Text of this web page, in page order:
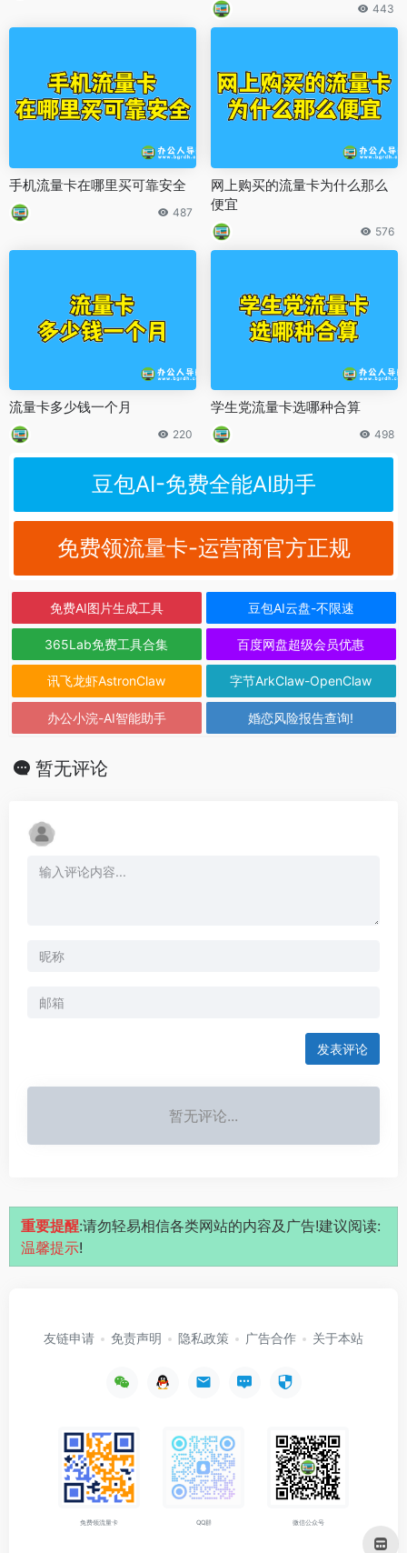
443
手机流量卡在哪里买可靠安全
487
网上购买的流量卡为什么那么
便宜
576
流量卡多少钱一个月
220
学生党流量卡选哪种合算
498
豆包AI-免费全能AI助手
免费领流量卡-运营商官方正规
免费AI图片生成工具 豆包AI云盘-不限速
365Lab免费工具合集 百度网盘超级会员优惠
讯飞龙虾AstronClaw 字节ArkClaw-OpenClaw
办公小浣-AI智能助手 婚恋风险报告查询!
暂无评论
发表评论
暂无评论...
重要提醒:请勿轻易相信各类网站的内容及广告!建议阅读:
温馨提示!
友链申请 免责声明 隐私政策 广告合作 关于本站
免费领流量卡 QQ群 微信公众号